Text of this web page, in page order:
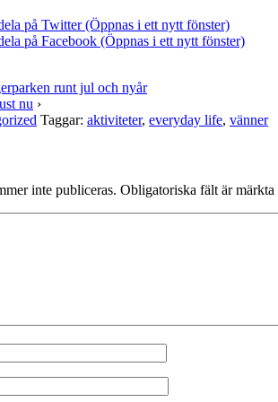
på Twitter (Öppnas i ett nytt fönster)
på Facebook (Öppnas i ett nytt fönster)
runt jul och nyår
nu ›
Taggar: aktiviteter, everyday life, vänner
inte publiceras. Obligatoriska fält är märkta